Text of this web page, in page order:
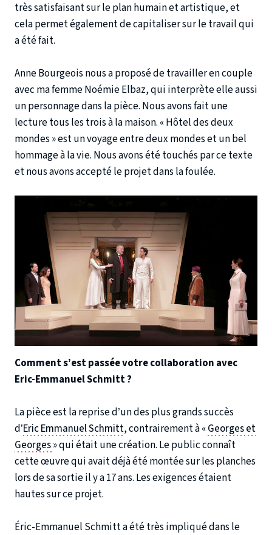
très satisfaisant sur le plan humain et artistique, et
cela permet également de capitaliser sur le travail qui
a été fait.
Anne Bourgeois nous a proposé de travailler en couple
avec ma femme Noémie Elbaz, qui interprète elle aussi
un personnage dans la pièce. Nous avons fait une
lecture tous les trois à la maison. « Hôtel des deux
mondes » est un voyage entre deux mondes et un bel
hommage à la vie. Nous avons été touchés par ce texte
et nous avons accepté le projet dans la foulée.
Comment s’est passée votre collaboration avec
Eric-Emmanuel Schmitt ?
La pièce est la reprise d’un des plus grands succès
d’Eric Emmanuel Schmitt, contrairement à «Georges et
Georges» qui était une création. Le public connaît
cette œuvre qui avait déjà été montée sur les planches
lors de sa sortie il y a 17 ans. Les exigences étaient
hautes sur ce projet.
Éric-Emmanuel Schmitt a été très impliqué dans le